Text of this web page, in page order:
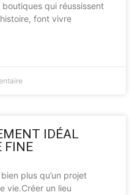
boutiques qui réussissent
font vivre
IDÉAL
FINE
plus qu’un projet
vie.Créer un lieu